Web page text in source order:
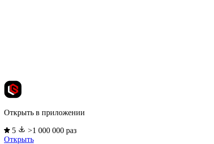
Открыть в приложении
5
>1 000 000 раз
Открыть